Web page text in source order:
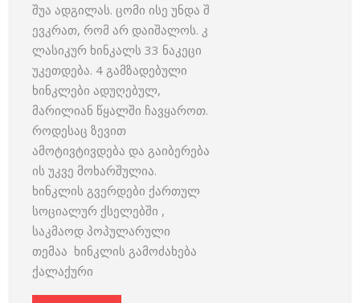
შუა ადგილას. ცომი ისე უნდა შ
ევკრათ, რომ არ დაიშალოს. კ
ლასიკურ ხინკალს 33 ნაკეცი
უკეთდება. 4 გამზადებული
ხინკლები ადუღებულ,
მარილიან წყალში ჩავყაროთ.
როდესაც ზევით
ამოტივტივდება და გაიბერება
ის უკვე მოხარშულია.
ხინკლის გვერდები ქართულ
სოციალურ ქსელებში ,
საკმაოდ პოპულარული
თემაა ხინკლის გამოძახება
ქალაქური